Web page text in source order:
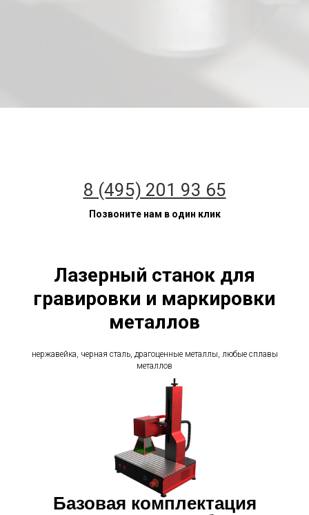
8 (495) 201 93 65
Позвоните нам в один клик
Лазерный станок для
гравировки и маркировки
металлов
нержавейка, черная сталь, драгоценные металлы, любые сплавы
металлов
Базовая комплектация